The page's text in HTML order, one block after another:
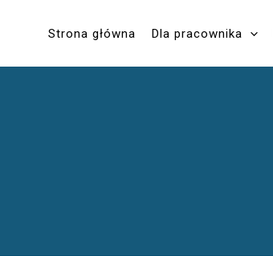
Strona główna Dla pracownika